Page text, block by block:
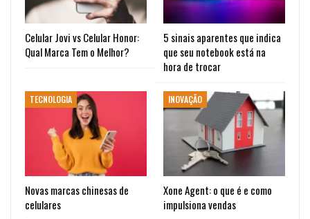
Celular Jovi vs Celular Honor:
Qual Marca Tem o Melhor?
5 sinais aparentes que indica
que seu notebook está na
hora de trocar
TECNOLOGIA
Novas marcas chinesas de
celulares
INOVAÇÃO
Xone Agent: o que é e como
impulsiona vendas